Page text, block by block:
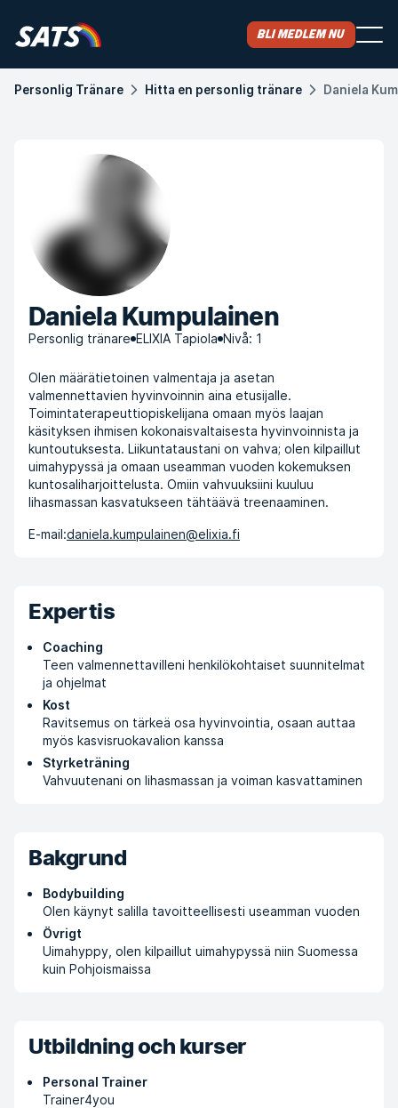
Bli medlem nu
Personlig Tränare Hitta en personlig tränare Daniela
Daniela Kumpulainen
Personlig tränare ELIXIA Tapiola Nivå: 1
Olen määrätietoinen valmentaja ja asetan
valmennettavien hyvinvoinnin aina etusijalle.
Toimintaterapeuttiopiskelijana omaan myös laajan
käsityksen ihmisen kokonaisvaltaisesta hyvinvoinnista ja
kuntoutuksesta. Liikuntataustani on vahva; olen kilpaillut
uimahypyssä ja omaan useamman vuoden kokemuksen
kuntosaliharjoittelusta. Omiin vahvuuksiini kuuluu
lihasmassan kasvatukseen tähtäävä treenaaminen.
E-mail:daniela.kumpulainen@elixia.fi
Expertis
Coaching
Teen valmennettavilleni henkilökohtaiset suunnitelmat
ja ohjelmat
Kost
Ravitsemus on tärkeä osa hyvinvointia, osaan auttaa
myös kasvisruokavalion kanssa
Styrketräning
Vahvuutenani on lihasmassan ja voiman kasvattaminen
Bakgrund
Bodybuilding
Olen käynyt salilla tavoitteellisesti useamman vuoden
Övrigt
Uimahyppy, olen kilpaillut uimahypyssä niin Suomessa
kuin Pohjoismaissa
Utbildning och kurser
Personal Trainer
Trainer4you